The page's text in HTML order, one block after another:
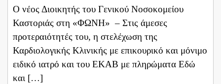
Ο νέος Διοικητής του Γενικού Νοσοκομείου
Καστοριάς στη «ΦΩΝΗ» – Στις άμεσες
προτεραιότητές του, η στελέχωση της
Καρδιολογικής Κλινικής με επικουρικό και μόνιμο
ειδικό ιατρό και του ΕΚΑΒ με πληρώματα Εδώ
και […]